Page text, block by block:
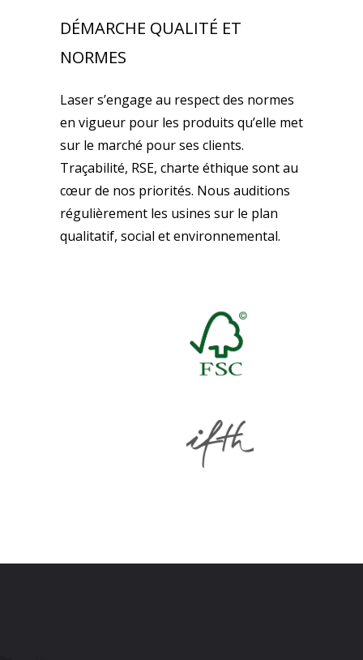
DÉMARCHE QUALITÉ ET
NORMES
Laser s’engage au respect des normes
en vigueur pour les produits qu’elle met
sur le marché pour ses clients.
Traçabilité, RSE, charte éthique sont au
cœur de nos priorités. Nous auditions
régulièrement les usines sur le plan
qualitatif, social et environnemental.